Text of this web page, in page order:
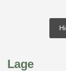
Lage